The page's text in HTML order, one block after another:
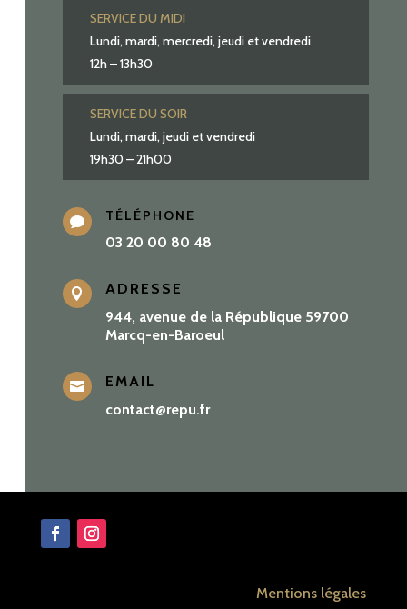
SERVICE DU MIDI
Lundi, mardi, mercredi, jeudi et vendredi
12h – 13h30
SERVICE DU SOIR
Lundi, mardi, jeudi et vendredi
19h30 – 21h00
 TÉLÉPHONE
03 20 00 80 48

ADRESSE
944, avenue de la République 59700
Marcq-en-Baroeul

EMAIL
contact@repu.fr
Mentions légales